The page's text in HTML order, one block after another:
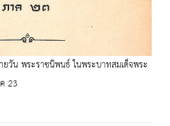
ยวัน พระราชนิพนธ์ ในพระบาทสมเด็จพระ
23